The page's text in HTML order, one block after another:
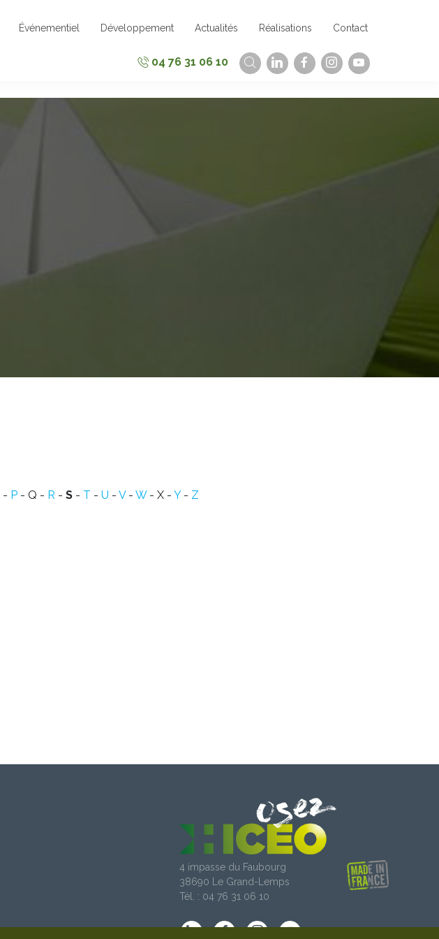
Événementiel Développement Actualités Réalisations Contact
04 76 31 06 10
- P- Q - R - S- T - U - V- W- X - Y- Z
4 impasse du Faubourg
38690 Le Grand-Lemps
Tél. : 04 76 31 06 10